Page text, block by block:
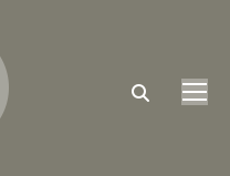
Search: